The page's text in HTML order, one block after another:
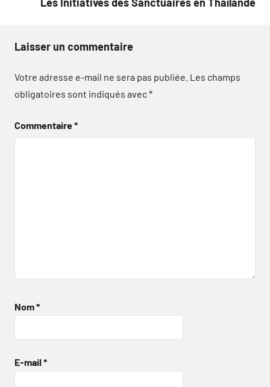
Laisser un commentaire
Votre adresse e-mail ne sera pas publiée. Les champs
obligatoires sont indiqués avec*
Commentaire*
Nom*
E-mail *